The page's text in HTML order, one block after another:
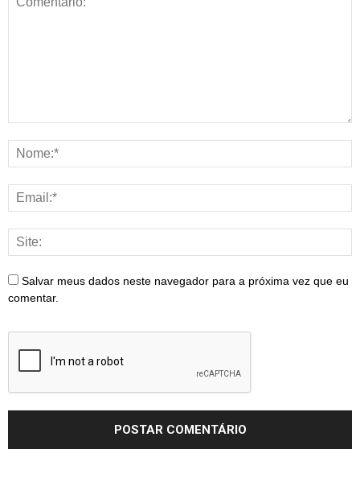
Salvar meus dados neste navegador para a próxima vez que eu
comentar.